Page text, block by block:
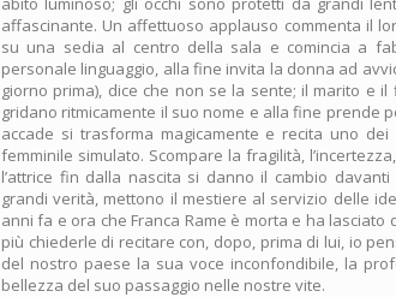
affascinante. Un affettuoso applauso commenta il
su una sedia al centro della sala e comincia a
personale linguaggio, alla fine invita la donna ad
giorno prima), dice che non se la sente; il marito e
gridano ritmicamente il suo nome e alla fine prende
accade si trasforma magicamente e recita uno
femminile simulato. Scompare la fragilità,
l’attrice fin dalla nascita si danno il cambio
grandi verità, mettono il mestiere al servizio delle
anni fa e ora che Franca Rame è morta e ha
più chiederle di recitare con, dopo, prima di lui, io
del nostro paese la sua voce inconfondibile, la
bellezza del suo passaggio nelle nostre vite.